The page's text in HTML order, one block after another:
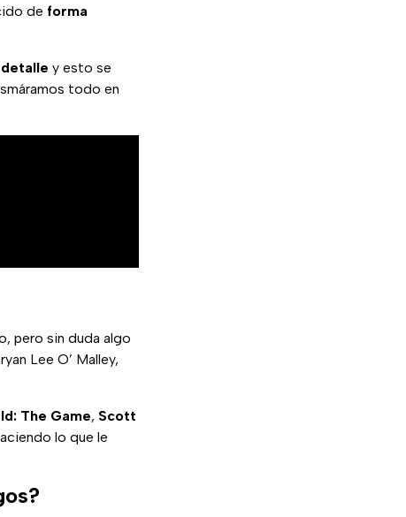
de forma
y esto se
todo en
pero sin duda algo
Lee O’ Malley,
The Game, Scott
lo que le